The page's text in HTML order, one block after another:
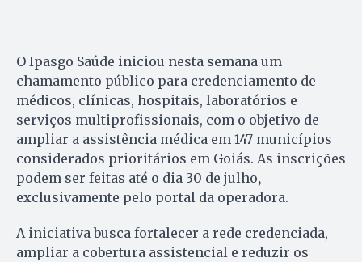
O Ipasgo Saúde iniciou nesta semana um
chamamento público para credenciamento de
médicos, clínicas, hospitais, laboratórios e
serviços multiprofissionais, com o objetivo de
ampliar a assistência médica em 147 municípios
considerados prioritários em Goiás. As inscrições
podem ser feitas até o dia 30 de julho,
exclusivamente pelo portal da operadora.
A iniciativa busca fortalecer a rede credenciada,
ampliar a cobertura assistencial e reduzir os